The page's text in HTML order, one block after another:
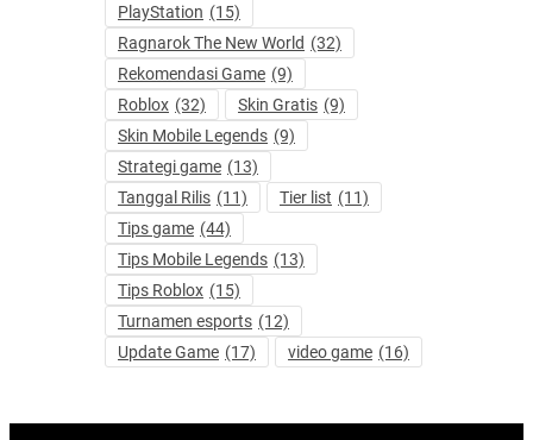
PlayStation (15)
Ragnarok The New World (32)
Rekomendasi Game (9)
Roblox (32) Skin Gratis (9)
Skin Mobile Legends (9)
Strategi game (13)
Tanggal Rilis (11) Tier list (11)
Tips game (44)
Tips Mobile Legends (13)
Tips Roblox (15)
Turnamen esports (12)
Update Game (17) video game (16)